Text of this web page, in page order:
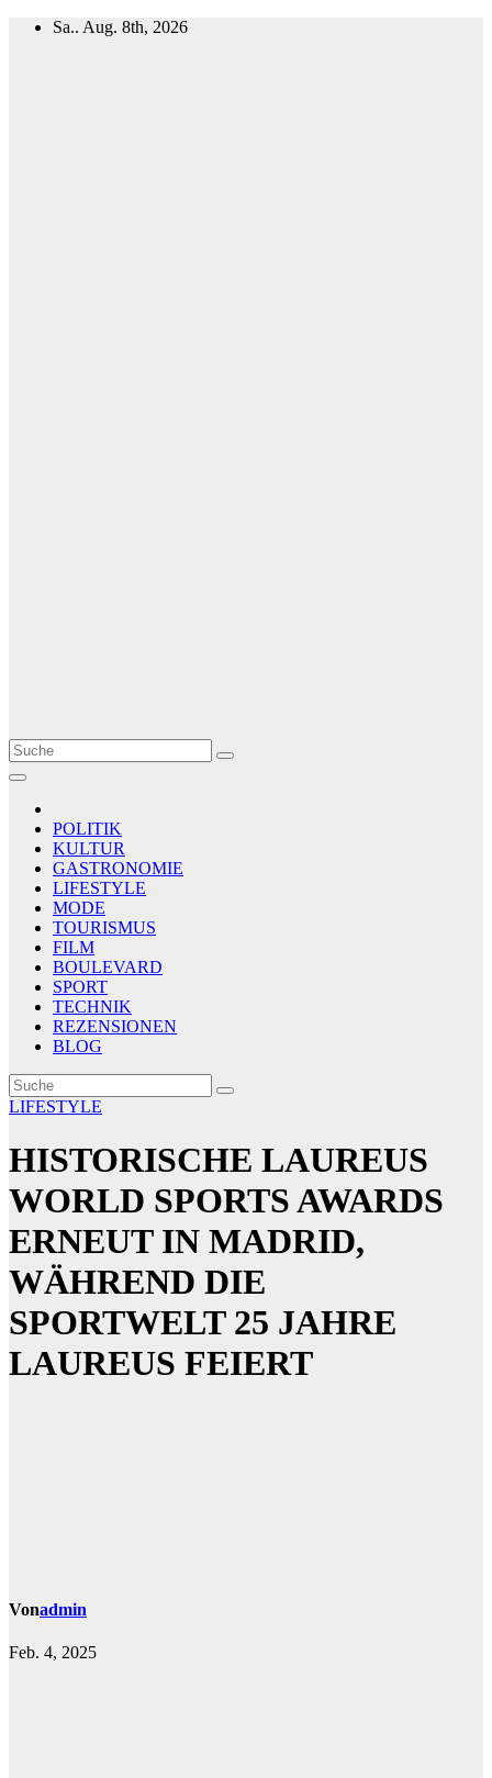
Zum
Sa.. Aug. 8th, 2026
Le Matin
AGENCE DE PRESSE
POLITIK
KULTUR
GASTRONOMIE
LIFESTYLE
MODE
TOURISMUS
FILM
BOULEVARD
SPORT
TECHNIK
REZENSIONEN
BLOG
LIFESTYLE
HISTORISCHE LAUREUS
WORLD SPORTS AWARDS
ERNEUT IN MADRID,
WÄHREND DIE
SPORTWELT 25 JAHRE
LAUREUS FEIERT
Vonadmin
Feb. 4, 2025